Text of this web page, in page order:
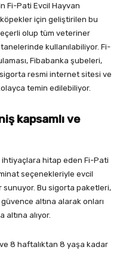
Fi-Pati Evcil Hayvan
köpekler için geliştirilen bu
olup tüm veteriner
kullanılabiliyor. Fi-
Fibabanka şubeleri,
resmi internet sitesi ve
temin edilebiliyor.
kapsamlı ve
ihtiyaçlara hitap eden Fi-Pati
seçenekleriyle evcil
Bu sigorta paketleri,
altına alarak onları
altına alıyor.
8 haftalıktan 8 yaşa kadar